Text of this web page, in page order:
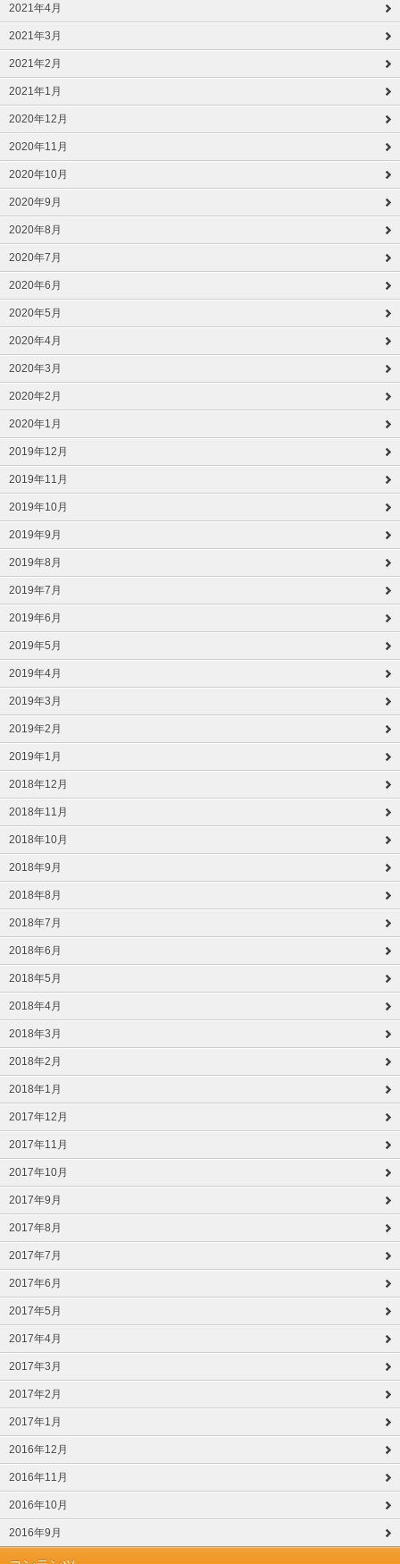
2021年4月
2021年3月
2021年2月
2021年1月
2020年12月
2020年11月
2020年10月
2020年9月
2020年8月
2020年7月
2020年6月
2020年5月
2020年4月
2020年3月
2020年2月
2020年1月
2019年12月
2019年11月
2019年10月
2019年9月
2019年8月
2019年7月
2019年6月
2019年5月
2019年4月
2019年3月
2019年2月
2019年1月
2018年12月
2018年11月
2018年10月
2018年9月
2018年8月
2018年7月
2018年6月
2018年5月
2018年4月
2018年3月
2018年2月
2018年1月
2017年12月
2017年11月
2017年10月
2017年9月
2017年8月
2017年7月
2017年6月
2017年5月
2017年4月
2017年3月
2017年2月
2017年1月
2016年12月
2016年11月
2016年10月
2016年9月